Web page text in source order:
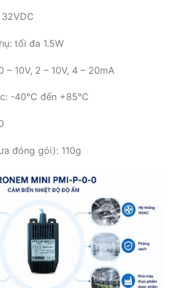
tối đa 1.5W
– 10V, 2 – 10V, 4 – 20mA
-40°C đến +85°C
đóng gói): 110g